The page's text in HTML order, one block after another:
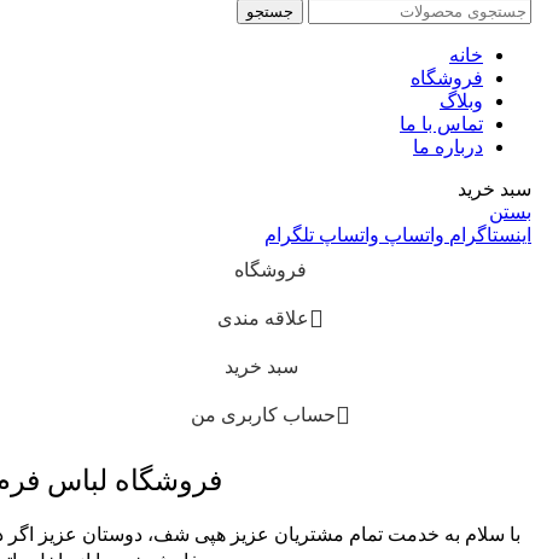
جستجو
خانه
فروشگاه
وبلاگ
تماس با ما
درباره ما
سبد خرید
بستن
اینستاگرام واتساپ واتساپ تلگرام
فروشگاه
علاقه مندی
سبد خرید
حساب کاربری من
فروشگاه لباس
با سلام به خدمت تمام مشتریان عزیز هپی شف، دوستان عزیز اگر